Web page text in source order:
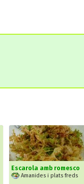
Escarola amb romesco
Amanides i plats freds